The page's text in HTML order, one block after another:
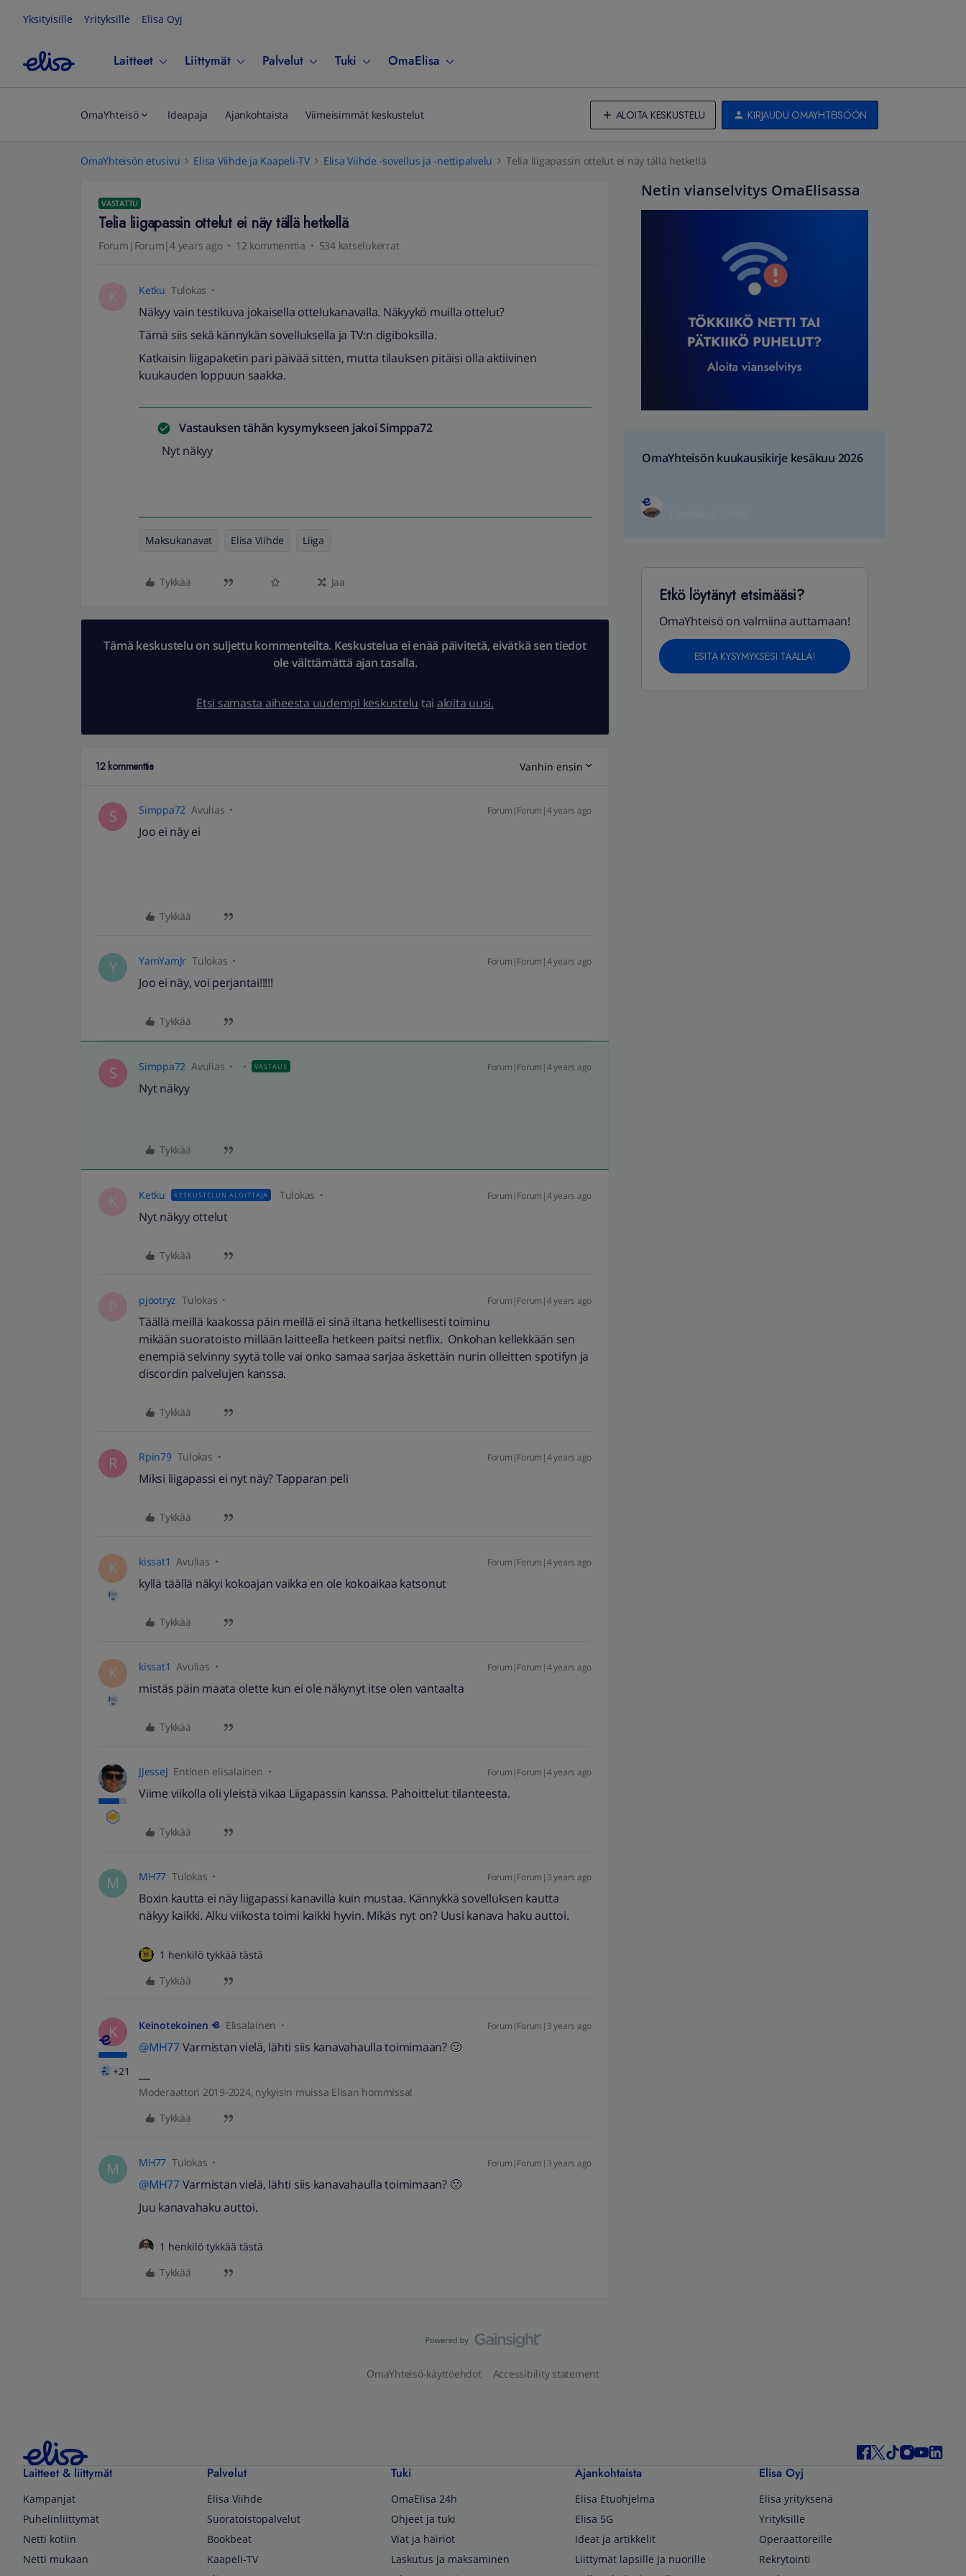
Yksityisille Yrityksille Elisa Oyj
Laitteet Liittymät Palvelut Tuki OmaElisa
OmaYhteisö Ideapaja Ajankohtaista Viimeisimmät keskustelut ALOITA KESKUSTELU KIRJAUDU OMAYHTEISÖÖN
OmaYhteisön etusivu Elisa Viihde ja Kaapeli-TV Elisa Viihde -sovellus ja -nettipalvelu Telia liigapassin ottelut ei näy tällä hetkellä
VASTATTU
Telia liigapassin ottelut ei näy tällä hetkellä
Forum|Forum|4 years ago 12 kommenttia 534 katselukerrat
K Ketku Tulokas
Näkyy vain testikuva jokaisella ottelukanavalla. Näkyykö muilla ottelut?
Tämä siis sekä kännykän sovelluksella ja TV:n digiboksilla.
Katkaisin liigapaketin pari päivää sitten, mutta tilauksen pitäisi olla aktiivinen
kuukauden loppuun saakka.
Vastauksen tähän kysymykseen jakoiSimppa72
Nyt näkyy
Maksukanavat Elisa Viihde Liiga
Tykkää Jaa
Tämä keskustelu on suljettu kommenteilta. Keskustelua ei enää päivitetä, eivätkä sen tiedot
ole välttämättä ajan tasalla.
Etsi samasta aiheesta uudempi keskustelu tai aloita uusi.
12 kommenttia Vanhin ensin
S Simppa72 Avulias Forum|Forum|4 years ago
Joo ei näy ei
Tykkää
Y YamYamJr Tulokas Forum|Forum|4 years ago
Joo ei näy, voi perjantai!!!!!
Tykkää
S Simppa72 Avulias VASTAUS Forum|Forum|4 years ago
Nyt näkyy
Tykkää
K Ketku KESKUSTELUN ALOITTAJA Tulokas Forum|Forum|4 years ago
Nyt näkyy ottelut
Tykkää
P pjootryz Tulokas Forum|Forum|4 years ago
Täällä meillä kaakossa päin meillä ei sinä iltana hetkellisesti toiminu
mikään suoratoisto millään laitteella hetkeen paitsi netflix. Onkohan kellekkään sen
enempiä selvinny syytä tolle vai onko samaa sarjaa äskettäin nurin olleitten spotifyn ja
discordin palvelujen kanssa.
Tykkää
R Rpin79 Tulokas Forum|Forum|4 years ago
Miksi liigapassi ei nyt näy? Tapparan peli
Tykkää
K kissat1 Avulias Forum|Forum|4 years ago
kyllä täällä näkyi kokoajan vaikka en ole kokoaikaa katsonut
Tykkää
K kissat1 Avulias Forum|Forum|4 years ago
mistäs päin maata olette kun ei ole näkynyt itse olen vantaalta
Tykkää
JJesseJ Entinen elisalainen Forum|Forum|4 years ago
Viime viikolla oli yleistä vikaa Liigapassin kanssa. Pahoittelut tilanteesta.
Tykkää
M MH77 Tulokas Forum|Forum|3 years ago
Boxin kautta ei näy liigapassi kanavilla kuin mustaa. Kännykkä sovelluksen kautta
näkyy kaikki. Alku viikosta toimi kaikki hyvin. Mikäs nyt on? Uusi kanava haku auttoi.
1 henkilö tykkää tästä
Tykkää
K
+21
Keinotekoinen Elisalainen Forum|Forum|3 years ago
@MH77Varmistan vielä, lähti siis kanavahaulla toimimaan? 🙂
Moderaattori 2019-2024, nykyisin muissa Elisan hommissa!
Tykkää
M MH77 Tulokas Forum|Forum|3 years ago
@MH77Varmistan vielä, lähti siis kanavahaulla toimimaan? 🙂
Juu kanavahaku auttoi.
1 henkilö tykkää tästä
Tykkää
Netin vianselvitys OmaElisassa
OmaYhteisön kuukausikirje kesäkuu 2026
Etkö löytänyt etsimääsi?
OmaYhteisö on valmiina auttamaan!
ESITÄ KYSYMYKSESI TÄÄLLÄ!
OmaYhteisö-käyttöehdot Accessibility statement
Laitteet & liittymät
Kampanjat
Puhelinliittymät
Netti kotiin
Netti mukaan
Palvelut
Elisa Viihde
Suoratoistopalvelut
Bookbeat
Kaapeli-TV
Tuki
OmaElisa 24h
Ohjeet ja tuki
Viat ja häiriöt
Laskutus ja maksaminen
Ajankohtaista
Elisa Etuohjelma
Elisa 5G
Ideat ja artikkelit
Liittymät lapsille ja nuorille
Elisa Oyj
Elisa yrityksenä
Yrityksille
Operaattoreille
Rekrytointi